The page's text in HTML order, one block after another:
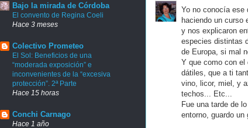
Yo no conocía ese
haciendo un curso
y nos explicaron
especies distintas
de Europa, si mal
Y que como con el
dátiles, que a ti
vino, licor, miel, y
techos... Etc...
Fue una tarde de
entorno, guardo un
Bajo la mirada de Córdoba
El convento de Regina Coeli
Hace 3 meses
Colectivo Prometeo
El Sol: Beneficios de una
“moderada exposición” e
inconvenientes de la “excesiva
protección”. 2ª Parte
Hace 15 horas
Conchi Carnago
Hace 1 año